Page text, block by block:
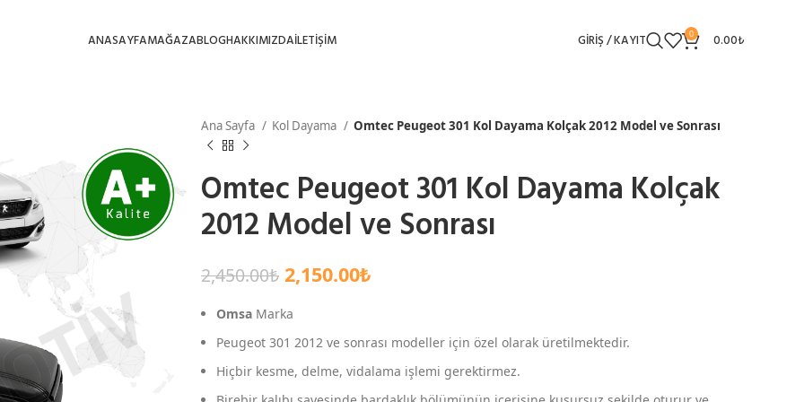
ANASAYFAMAĞAZABLOGHAKKIMIZDAİLETİŞİM GIRIŞ / KAYIT 0 0.00₺
Ana Sayfa Kol Dayama Omtec Peugeot 301 Kol Dayama Kolçak 2012 Model ve Sonrası
Omtec Peugeot 301 Kol Dayama Kolçak
2012 Model ve Sonrası
2,450.00₺ 2,150.00₺
Omsa Marka
Peugeot 301 2012 ve sonrası modeller için özel olarak üretilmektedir.
Hiçbir kesme, delme, vidalama işlemi gerektirmez.